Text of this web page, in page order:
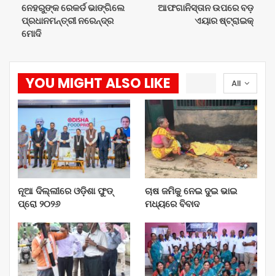
ନେହରୁଙ୍କ ରେକର୍ଡ ଭାଙ୍ଗିଲେ
ପ୍ରଧାନମନ୍ତ୍ରୀ ନରେନ୍ଦ୍ର
ମୋଦି
ଆଫଗାନିସ୍ତାନ ଉପରେ ବଡ଼
ଏୟାର ଷ୍ଟ୍ରାଇକ୍
All
YOU MIGHT ALSO LIKE
ନୂଆ ଦିଲ୍ଲୀରେ ଓଡ଼ିଶା ଫୁଡ୍
ପ୍ରୋ ୨୦୨୬
ଚାଷ ଜମିକୁ ନେଇ ଦୁଇ ଭାଇ
ମଧ୍ୟରେ ବିବାଦ